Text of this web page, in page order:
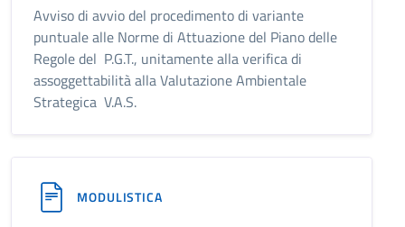
Avviso di avvio del procedimento di variante
puntuale alle Norme di Attuazione del Piano delle
Regole del P.G.T., unitamente alla verifica di
assoggettabilità alla Valutazione Ambientale
Strategica V.A.S.
MODULISTICA